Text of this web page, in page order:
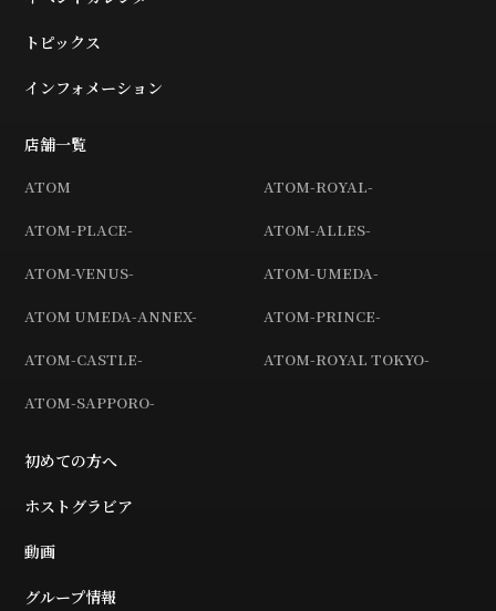
トピックス
インフォメーション
店舗一覧
ATOM ATOM-ROYAL-
ATOM-PLACE- ATOM-ALLES-
ATOM-VENUS- ATOM-UMEDA-
ATOM UMEDA-ANNEX- ATOM-PRINCE-
ATOM-CASTLE- ATOM-ROYAL TOKYO-
ATOM-SAPPORO-
初めての方へ
ホストグラビア
動画
グループ情報